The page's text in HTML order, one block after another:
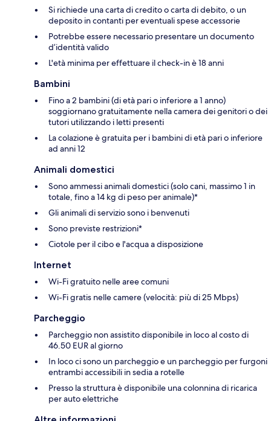
Si richiede una carta di credito o carta di debito, o un
deposito in contanti per eventuali spese accessorie
Potrebbe essere necessario presentare un documento
d’identità valido
L'età minima per effettuare il check-in è 18 anni
Bambini
Fino a 2 bambini (di età pari o inferiore a 1 anno)
soggiornano gratuitamente nella camera dei genitori o dei
tutori utilizzando i letti presenti
La colazione è gratuita per i bambini di età pari o inferiore
ad anni 12
Animali domestici
Sono ammessi animali domestici (solo cani, massimo 1 in
totale, fino a 14 kg di peso per animale)*
Gli animali di servizio sono i benvenuti
Sono previste restrizioni*
Ciotole per il cibo e l'acqua a disposizione
Internet
Wi-Fi gratuito nelle aree comuni
Wi-Fi gratis nelle camere (velocità: più di 25 Mbps)
Parcheggio
Parcheggio non assistito disponibile in loco al costo di
46.50 EUR al giorno
In loco ci sono un parcheggio e un parcheggio per furgoni
entrambi accessibili in sedia a rotelle
Presso la struttura è disponibile una colonnina di ricarica
per auto elettriche